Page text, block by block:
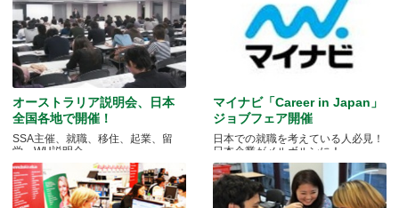
オーストラリア説明会、日本
全国各地で開催！
SSA主催、就職、移住、起業、留
学、WH説明会
マイナビ「Career in Japan」
ジョブフェア開催
日本での就職を考えている人必見！
日本企業がメルボルンに！